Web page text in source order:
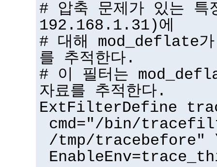
# 압축 문제가 있는 특
192.168.1.31)에
# 대해 mod_deflate
를 추적한다.
# 이 필터는
자료를 추적한다.
ExtFilterDefine
cmd="/bin/
/tmp/tracebefore"